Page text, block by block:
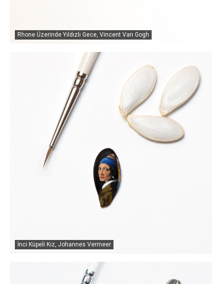
Rhone Üzerinde Yıldızlı Gece, Vincent Van Gogh
İnci Küpeli Kız, Johannes Vermeer